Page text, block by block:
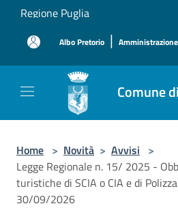
Salta al contenuto principale
Regione Puglia
Albo Pretorio |
Comune
Home > Novità > Avvisi >
Legge Regionale n. 15/ 2025 -
turistiche di SCIA o CIA e di
30/09/2026